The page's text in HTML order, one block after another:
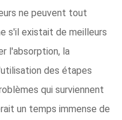
ne peuvent tout
s'il existait de meilleurs
l'absorption, la
des étapes
qui surviennent
un temps immense de